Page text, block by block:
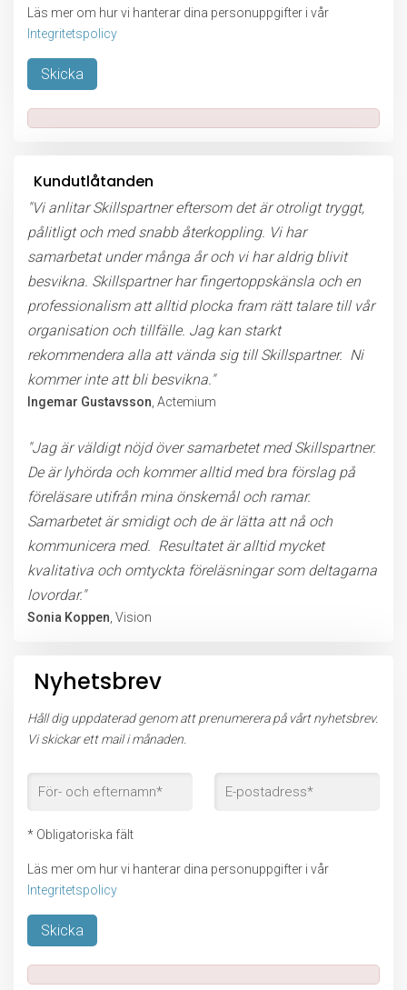
Läs mer om hur vi hanterar dina personuppgifter i vår
Integritetspolicy
Lämna detta fält tomt.
Kundutlåtanden
"Vi anlitar Skillspartner eftersom det är otroligt tryggt,
pålitligt och med snabb återkoppling. Vi har
samarbetat under många år och vi har aldrig blivit
besvikna. Skillspartner har fingertoppskänsla och en
professionalism att alltid plocka fram rätt talare till vår
organisation och tillfälle. Jag kan starkt
rekommendera alla att vända sig till Skillspartner. Ni
kommer inte att bli besvikna."
Ingemar Gustavsson , Actemium
"Jag är väldigt nöjd över samarbetet med Skillspartner.
De är lyhörda och kommer alltid med bra förslag på
föreläsare utifrån mina önskemål och ramar.
Samarbetet är smidigt och de är lätta att nå och
kommunicera med. Resultatet är alltid mycket
kvalitativa och omtyckta föreläsningar som deltagarna
lovordar."
Sonia Koppen , Vision
Nyhetsbrev
Håll dig uppdaterad genom att prenumerera på vårt nyhetsbrev.
Vi skickar ett mail i månaden.
* Obligatoriska fält
Läs mer om hur vi hanterar dina personuppgifter i vår
Integritetspolicy
Lämna detta fält tomt.